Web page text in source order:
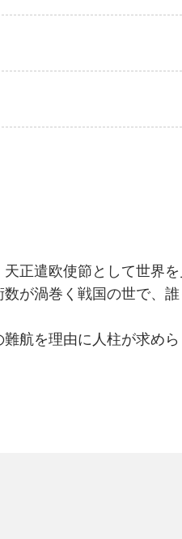
正遣欧使節として世界を
が渦巻く戦国の世で、誰
航を理由に人柱が求めら